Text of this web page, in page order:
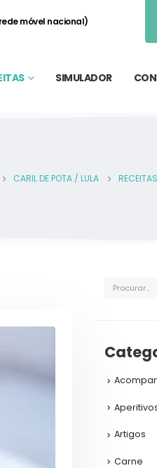
móvel nacional)
SIMULADOR
CARIL DE POTA / LULA RECEITAS
Artigos
Carne